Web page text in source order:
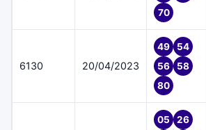
70
6130 20/04/2023
49
54
56
58
80
05 26